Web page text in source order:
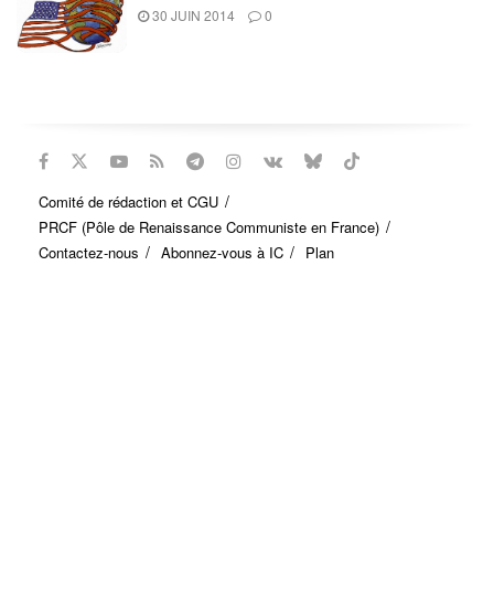
30 JUIN 2014 0
Comité de rédaction et CGU
PRCF (Pôle de Renaissance Communiste en France)
Contactez-nous
Abonnez-vous à IC Plan